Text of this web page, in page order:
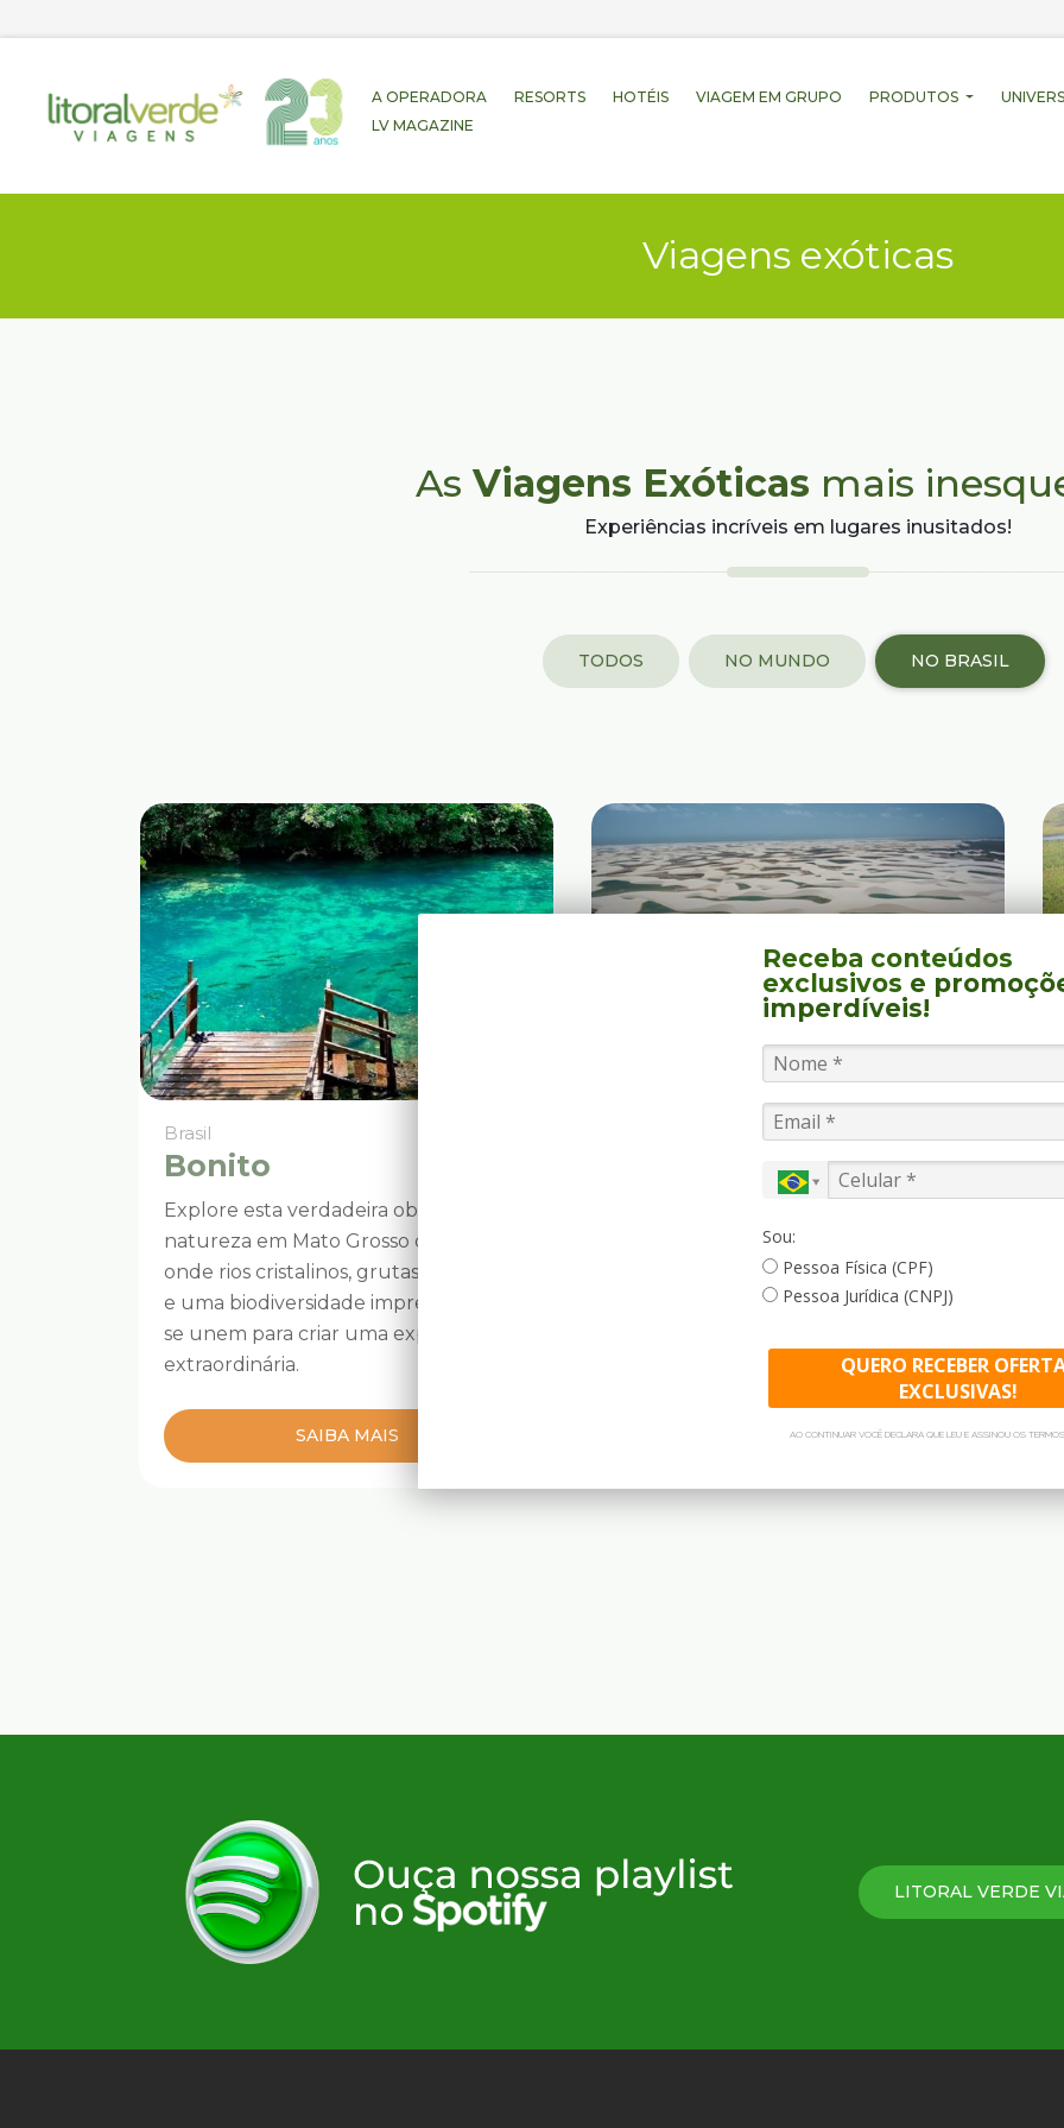
A OPERADORA RESORTS HOTÉIS VIAGEM EM GRUPO PRODUTOS
LV MAGAZINE
Viagens exóticas
As Viagens Exóticas mais
Experiências incríveis em lugares inusitados!
TODOS NO MUNDO NO BRASIL
Brasil
Bonito
Explore esta verdadeira obra-prima da
natureza em Mato Grosso do Sul,
onde rios cristalinos, grutas misteriosas
e uma biodiversidade impressionante
se unem para criar uma experiência
extraordinária.
SAIBA MAIS
Lençóis Maranhenses
lagoas de água cristalina esverdeadas,
este destino de tirar o fôlego cria uma
paisagem deslumbrante que mais
SAIBA MAIS
LITORAL VERDE
Receba conteúdos
exclusivos e
imperdíveis!
Sou:
Pessoa Física (CPF)
Pessoa Jurídica (CNPJ)
QUERO RECEBER
EXCLUSIVAS!
AO CONTINUAR VOCÊ DECLARA QUE LEU E ASSINOU OS